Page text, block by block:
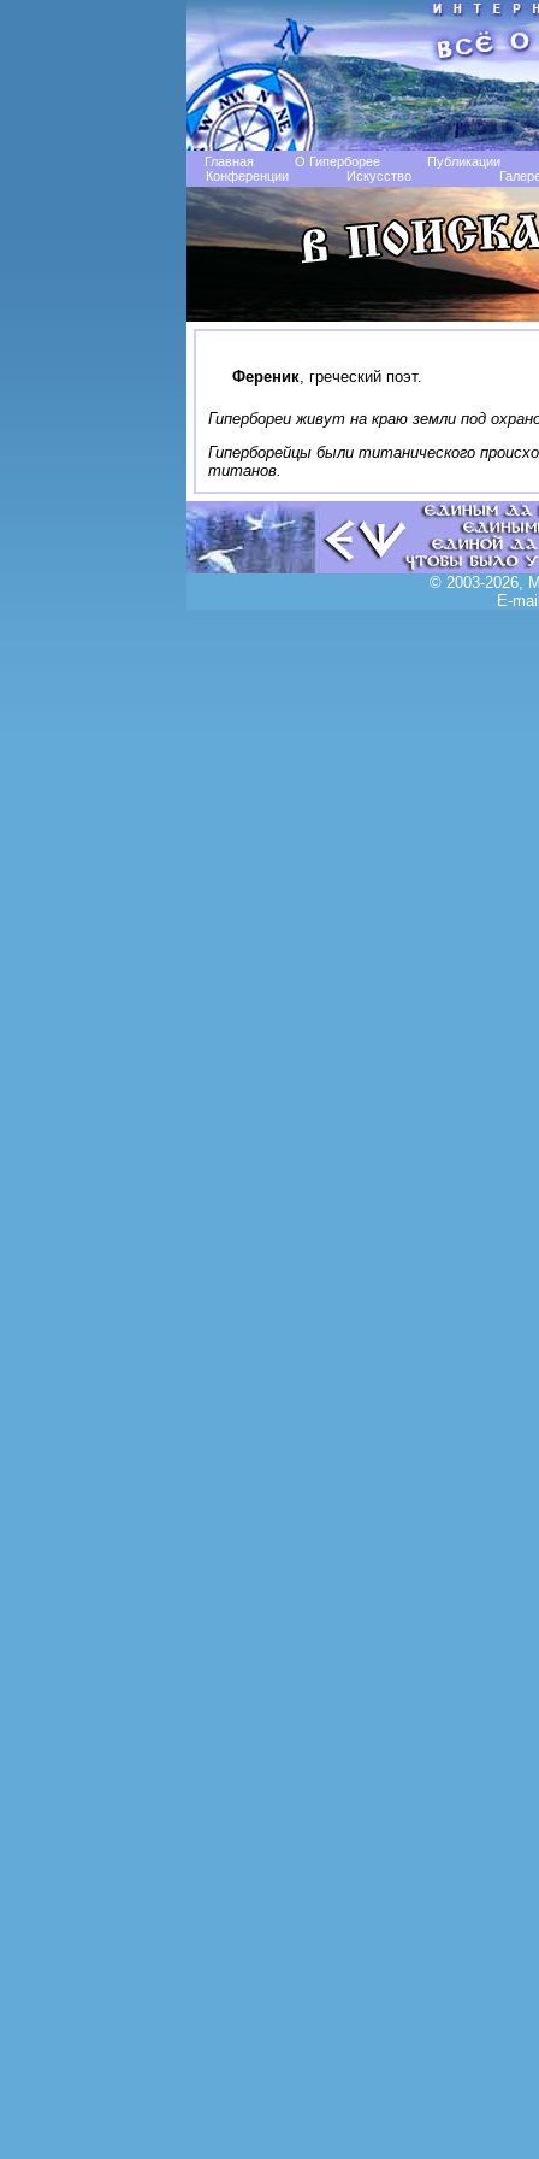
Главная О Гиперборее
Публикации
Конференции
Искусство
Ференик, греческий поэт.
Гипербореи живут на краю земли под
Гиперборейцы были титанического
титанов.
© 2003-2026,
E-